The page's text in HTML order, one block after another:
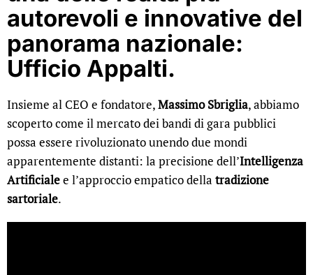
autorevoli e innovative del
panorama nazionale:
Ufficio Appalti.
Insieme al CEO e fondatore,Massimo Sbriglia, abbiamo
scoperto come il mercato dei bandi di gara pubblici
possa essere rivoluzionato unendo due mondi
apparentemente distanti: la precisione dell’Intelligenza
Artificialee l’approccio empatico della tradizione
sartoriale.